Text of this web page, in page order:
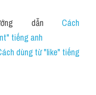
dẫn Cách
tiếng anh
dùng từ "like" tiếng